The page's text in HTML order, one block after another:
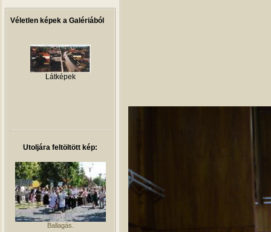
Véletlen képek a Galériából
Látképek
Utoljára feltöltött kép:
Ballagás.